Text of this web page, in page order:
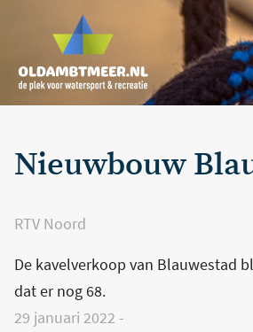
Nieuwbouw
RTV Noord
De kavelverkoop van Blauwestad
dat er nog 68.
29 januari 2022 -